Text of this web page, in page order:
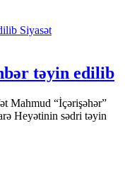
Siyasət
təyin edilib
Mahmud “İçərişəhər”
Heyətinin sədri təyin